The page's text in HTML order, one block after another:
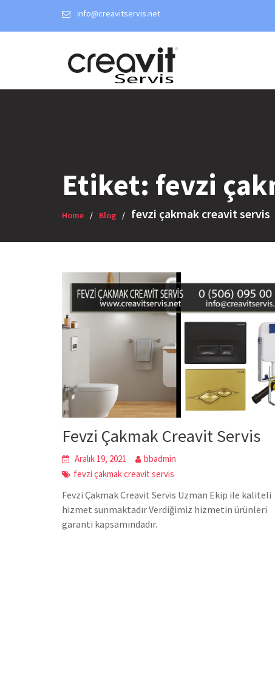
info@creavitservis.net
Etiket: fevzi
Home Blog fevzi çakmak creavit servis
Fevzi Çakmak Creavit Servis
Aralık 19, 2021
bbadmin
fevzi çakmak creavit servis
Fevzi Çakmak Creavit Servis Uzman Ekip ile kaliteli
hizmet sunmaktadır Verdiğimiz hizmetin ürünleri
garanti kapsamındadır.